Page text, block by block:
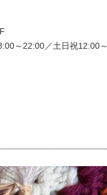
～22:00／土日祝12:00～